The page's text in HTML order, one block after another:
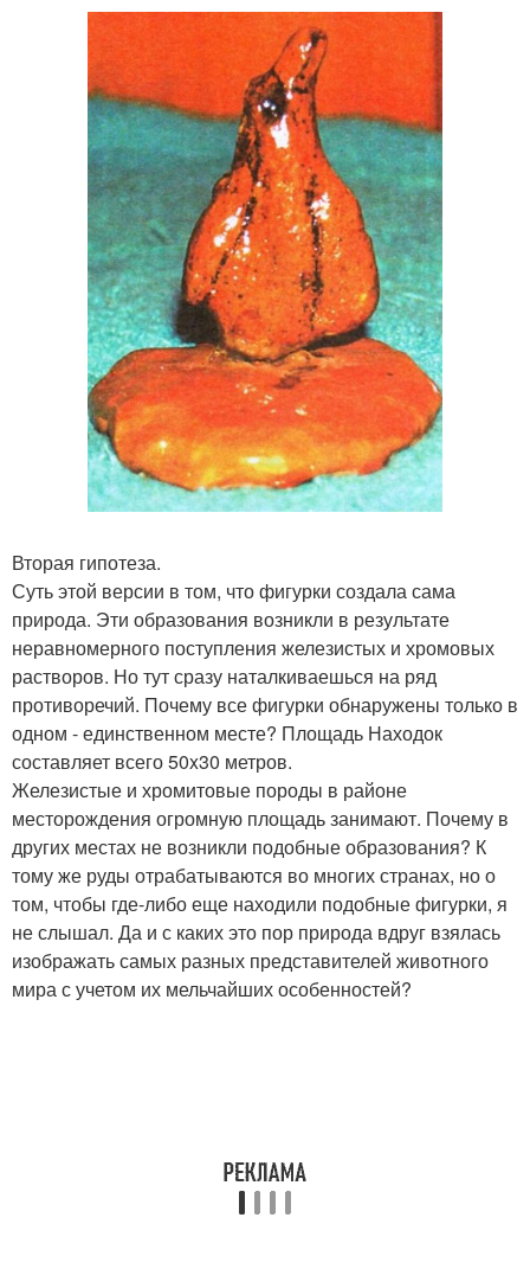
Вторая гипотеза.
Суть этой версии в том, что фигурки создала сама
природа. Эти образования возникли в результате
неравномерного поступления железистых и хромовых
растворов. Но тут сразу наталкиваешься на ряд
противоречий. Почему все фигурки обнаружены только в
одном - единственном месте? Площадь Находок
составляет всего 50x30 метров.
Железистые и хромитовые породы в районе
месторождения огромную площадь занимают. Почему в
других местах не возникли подобные образования? К
тому же руды отрабатываются во многих странах, но о
том, чтобы где-либо еще находили подобные фигурки, я
не слышал. Да и с каких это пор природа вдруг взялась
изображать самых разных представителей животного
мира с учетом их мельчайших особенностей?